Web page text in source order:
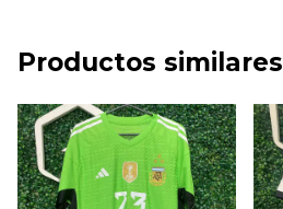
Productos similares